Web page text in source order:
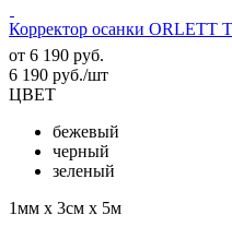
Корректор осанки ORLETT
от 6 190 руб.
6 190 руб./шт
ЦВЕТ
бежевый
черный
зеленый
1мм х 3см х 5м